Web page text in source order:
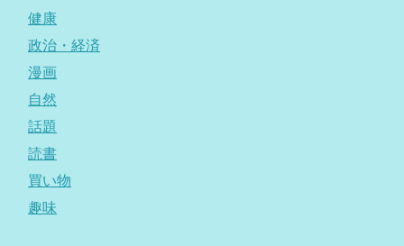
健康
政治・経済
漫画
自然
話題
読書
買い物
趣味